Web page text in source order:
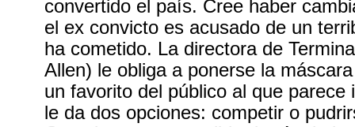
convertido el país. Cree haber
el ex convicto es acusado de un
ha cometido. La directora de
Allen) le obliga a ponerse la
un favorito del público al que parece
le da dos opciones: competir o